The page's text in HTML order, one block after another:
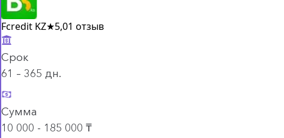
Fcredit KZ★5,01 отзыв
Срок
61 – 365 дн.
Сумма
10 000 - 185 000 ₸